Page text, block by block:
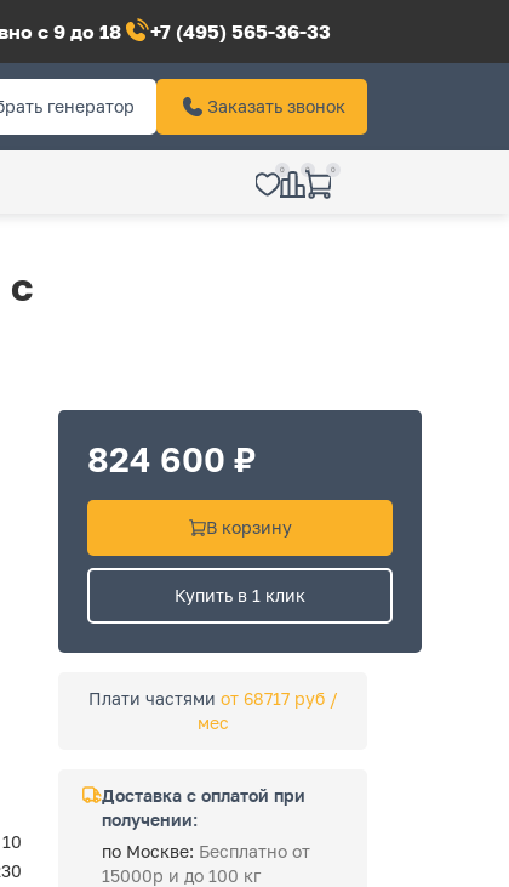
с 9 до 18 +7 (495) 565-36-33
генератор Заказать звонок
0 0 0
с
10
824 600 ₽
В корзину
Купить в 1 клик
Плати частями от 68717 руб /
мес
Доставка с оплатой при
получении:
по Москве: Бесплатно от
15000р и до 100 кг